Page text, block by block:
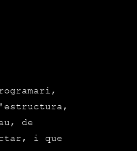
de
i que